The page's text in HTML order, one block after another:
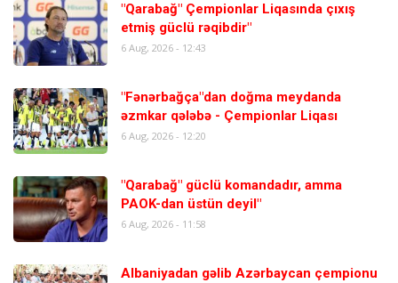
"Qarabağ" Çempionlar Liqasında çıxış
etmiş güclü rəqibdir"
6 Aug, 2026 - 12:43
"Fənərbağça"dan doğma meydanda
əzmkar qələbə - Çempionlar Liqası
6 Aug, 2026 - 12:20
"Qarabağ" güclü komandadır, amma
PAOK-dan üstün deyil"
6 Aug, 2026 - 11:58
Albaniyadan gəlib Azərbaycan çempionu